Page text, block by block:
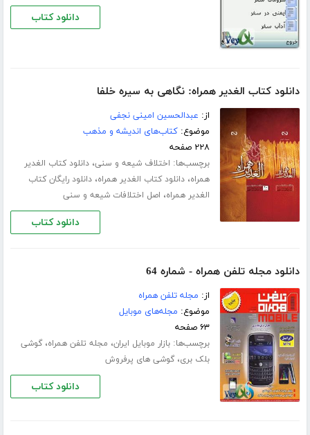
دانلود کتاب
دانلود کتاب الغدیر همراه: نگاهی به سیره خلفا
از: عبدالحسین امینی نجفی
موضوع:کتاب‌های اندیشه و مذهب
۲۲۸ صفحه
برچسب‌ها: اختلاف شیعه و سنی،دانلود کتاب الغدیر
همراه،دانلود کتاب الغدیر همراه،دانلود رایگان کتاب
الغدیر همراه، اصل اختلافات شیعه و سنی
دانلود کتاب
دانلود مجله تلفن همراه - شماره 64
از: مجله تلفن همراه
موضوع: مجله‌های موبایل
۶۳ صفحه
برچسب‌ها:بازار موبایل ایران، مجله تلفن همراه،گوشی
بلک بری،گوشی های پرفروش
دانلود کتاب